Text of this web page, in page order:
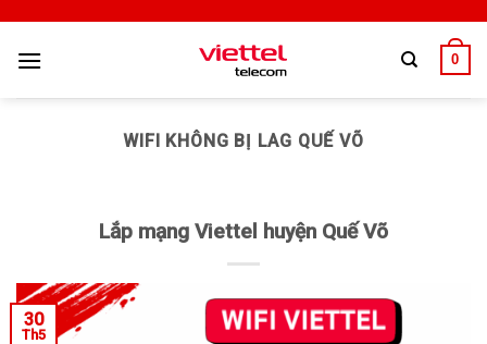
0
WIFI KHÔNG BỊ LAG QUẾ VÕ
Lắp mạng Viettel huyện Quế Võ
30
Th5